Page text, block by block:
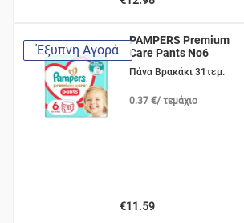
Έξυπνη Αγορά
PAMPERS Premium
Care Pants No6
Πάνα Βρακάκι 31τεμ.
0.37 €/ τεμάχιο
€11.59